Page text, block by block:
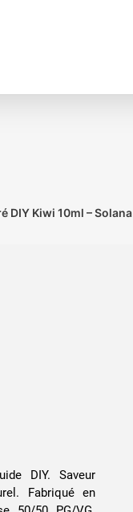
DIY Kiwi 10ml – Solana
DIY. Saveur
Fabriqué en